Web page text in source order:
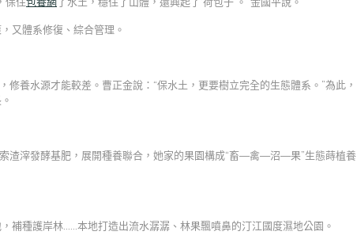
又體系修復、綜合管理。
養水源才能較差。曹正金說：“保水土，更要樹立完全的生態體系。”為此，
渣滓發酵基肥，展開種養聯合，她家的果園構成“畜—禽—沼—果”生態蒔植養
補種護岸林……本地打造出流水潺潺、林果飄噴鼻的汀江國度濕地公園。